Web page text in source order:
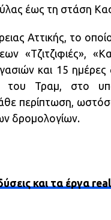
έως τη στάση
Αττικής, το
«Τζιτζιφιές»,
και 15
του Τραμ, στο
περίπτωση,
δρομολογίων.
και τα έργα